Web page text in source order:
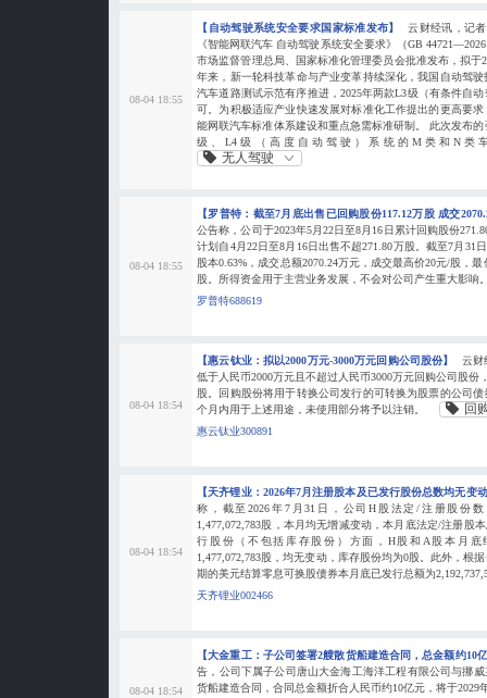
08-04 18:55
【自动驾驶系统安全要求国家标准发布】
云财经讯，记
《智能网联汽车 自动驾驶系统安全要求》（GB
市场监督管理总局、国家标准化管理委员会批准发布，拟于
年来，新一轮科技革命与产业变革持续深化，我国自动驾
汽车道路测试示范有序推进，2025年两款L3级（有条件自
可。为积极适应产业快速发展对标准化工作提出的更高要
能网联汽车标准体系建设和重点急需标准研制。 此次发布
级、L4级（高度自动驾驶）系统的M类和N类
无人驾驶
08-04 18:55
【罗普特：截至7月底出售已回购股份117.12万股 成交
公告称，公司于2023年5月22日至8月16日累计回购股份
计划自4月22日至8月16日出售不超271.80万股。截至7月31
股本0.63%，成交总额2070.24万元，成交最高价20元/股，
股。所得资金用于主营业务发展，不会对公司产生重大影响
罗普特688619
08-04 18:54
【惠云钛业：拟以2000万元-3000万元回购公司股份】
云财
低于人民币2000万元且不超过人民币3000万元回购公司股份
股。回购股份将用于转换公司发行的可转换为股票的公司
个月内用于上述用途，未使用部分将予以注销。
回
惠云钛业300891
08-04 18:54
【天齐锂业：2026年7月注册股本及已发行股份总数均无变
称，截至2026年7月31日，公司H股法定/注册股份数
1,477,072,783股，本月均无增减变动，本月底法定/注册股
行股份（不包括库存股份）方面，H股和A股本月底
1,477,072,783股，均无变动，库存股份均为0股。此外，根
期的美元结算零息可换股债券本月底已发行总额为
天齐锂业002466
08-04 18:54
【大金重工：子公司签署2艘散货船建造合同，总金额约10
告，公司下属子公司唐山大金海工海洋工程有限公司与挪威
货船建造合同，合同总金额折合人民币约10亿元，将于2029